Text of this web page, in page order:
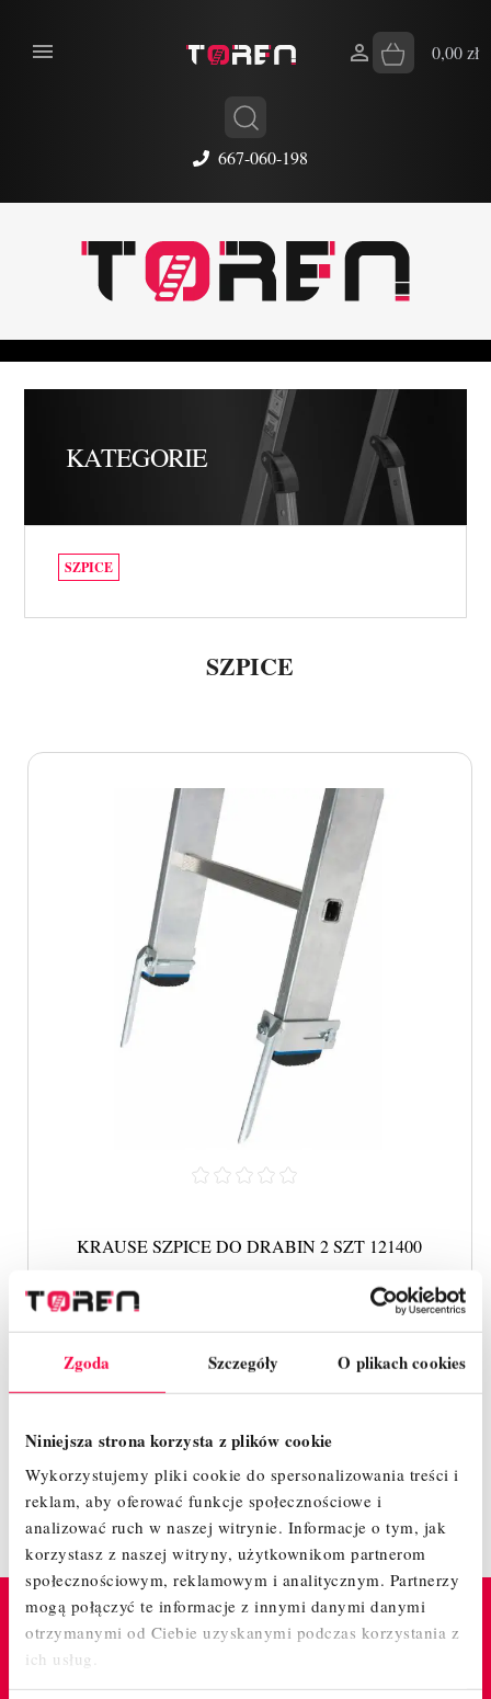
Zgoda Szczegóły O plikach cookies
Niniejsza strona korzysta z plików cookie
Wykorzystujemy pliki cookie do spersonalizowania treści i
reklam, aby oferować funkcje społecznościowe i
analizować ruch w naszej witrynie. Informacje o tym, jak
korzystasz z naszej witryny, użytkownikom partnerom
społecznościowym, reklamowym i analitycznym. Partnerzy
mogą połączyć te informacje z innymi danymi danymi
otrzymanymi od Ciebie uzyskanymi podczas korzystania z
ich usług.
667-060-198
 0,00 zł

KATEGORIE
SZPICE
SZPICE
KRAUSE SZPICE DO DRABIN 2 SZT 121400
SZYBKI PODGLĄD
Powrót do góry
TrustMate
GWARANTUJE BEZPIECZNE ZAKUPY W TYM
SKLEPIE